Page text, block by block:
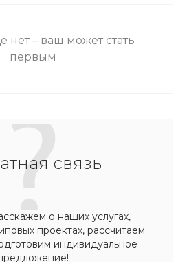
нет – ваш может стать
первым
связь
о наших услугах,
проектах, рассчитаем
индивидуальное